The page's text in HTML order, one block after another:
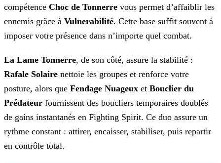
compétence Choc de Tonnerre vous permet d’affaiblir les
ennemis grâce à Vulnerabilité. Cette base suffit souvent à
imposer votre présence dans n’importe quel combat.
La Lame Tonnerre, de son côté, assure la stabilité :
Rafale Solaire nettoie les groupes et renforce votre
posture, alors que Fendage Nuageux et Bouclier du
Prédateur fournissent des boucliers temporaires doublés
de gains instantanés en Fighting Spirit. Ce duo assure un
rythme constant : attirer, encaisser, stabiliser, puis repartir
en contrôle total.